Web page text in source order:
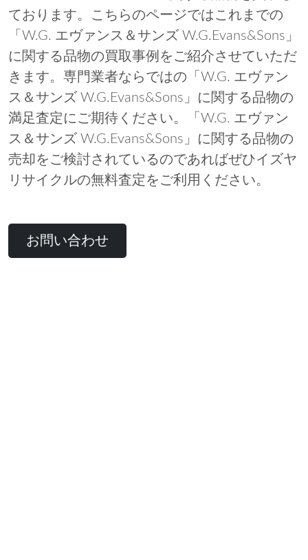
ております。こちらのページではこれまでの
「W.G. エヴァンス＆サンズ W.G.Evans&Sons」
に関する品物の買取事例をご紹介させていただ
きます。専門業者ならではの「W.G. エヴァン
ス＆サンズ W.G.Evans&Sons」に関する品物の
満足査定にご期待ください。「W.G. エヴァン
ス＆サンズ W.G.Evans&Sons」に関する品物の
売却をご検討されているのであればぜひイズヤ
リサイクルの無料査定をご利用ください。
お問い合わせ